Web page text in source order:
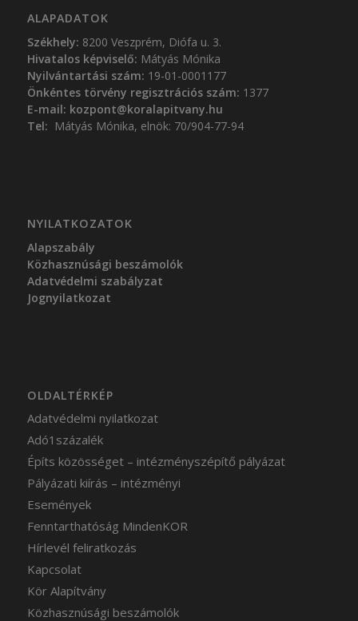
ALAPADATOK
Székhely: 8200 Veszprém, Diófa u. 3.
Hivatalos képviselő: Mátyás Mónika
Nyilvántartási szám: 19-01-0001177
Önkéntes törvény regisztrációs szám: 1377
E-mail: kozpont@koralapitvany.hu
Tel: Mátyás Mónika, elnök: 70/904-77-94
NYILATKOZATOK
Alapszabály
Közhasznúsági beszámolók
Adatvédelmi szabályzat
Jognyilatkozat
OLDALTÉRKÉP
Adatvédelmi nyilatkozat
Adó1százalék
Építs közösséget – intézményszépítő pályázat
Pályázati kiírás – intézményi
Események
Fenntarthatóság MindenKOR
Hírlevél feliratkozás
Kapcsolat
Kör Alapítvány
Közhasznúsági beszámolók